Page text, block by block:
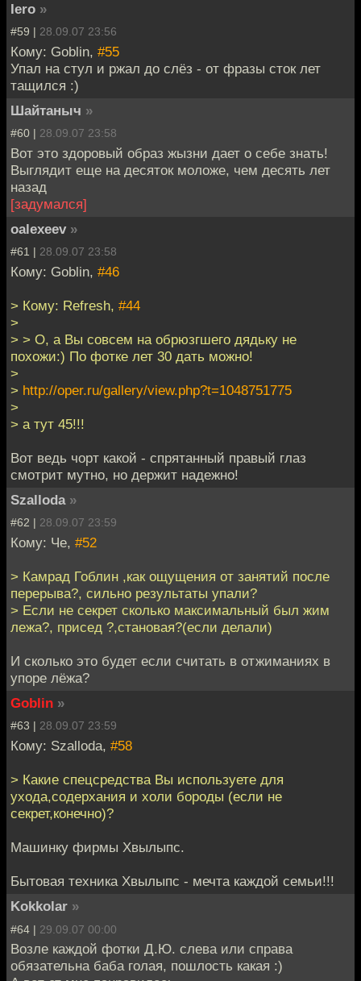
Iero »
#59 | 28.09.07 23:56
Кому: Goblin, #55
Упал на стул и ржал до слёз - от фразы сток лет
тащился :)
Шайтаныч »
#60 | 28.09.07 23:58
Вот это здоровый образ жызни дает о себе знать!
Выглядит еще на десяток моложе, чем десять лет
назад
[задумался]
oalexeev »
#61 | 28.09.07 23:58
Кому: Goblin, #46
> Кому: Refresh, #44
>
> > О, а Вы совсем на обрюзгшего дядьку не
похожи:) По фотке лет 30 дать можно!
>
> http://oper.ru/gallery/view.php?t=1048751775
>
> а тут 45!!!
Вот ведь чорт какой - спрятанный правый глаз
смотрит мутно, но держит надежно!
Szalloda »
#62 | 28.09.07 23:59
Кому: Че, #52
> Камрад Гоблин ,как ощущения от занятий после
перерыва?, сильно результаты упали?
> Если не секрет сколько максимальный был жим
лежа?, присед ?,становая?(если делали)
И сколько это будет если считать в отжиманиях в
упоре лёжа?
Goblin »
#63 | 28.09.07 23:59
Кому: Szalloda, #58
> Какие спецсредства Вы используете для
ухода,содерхания и холи бороды (если не
секрет,конечно)?
Машинку фирмы Хвылыпс.
Бытовая техника Хвылыпс - мечта каждой семьи!!!
Kokkolar »
#64 | 29.09.07 00:00
Возле каждой фотки Д.Ю. слева или справа
обязательна баба голая, пошлость какая :)